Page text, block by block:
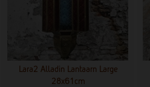
Lara2 Alladin Lantaarn Large
28x61cm